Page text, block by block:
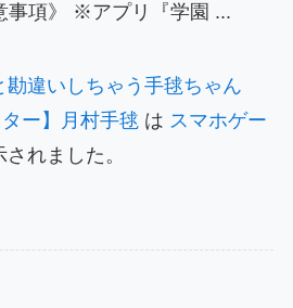
事項》 ※アプリ『学園 ...
勘違いしちゃう手毬ちゃん
ー】月村手毬 は スマホゲー
れました。